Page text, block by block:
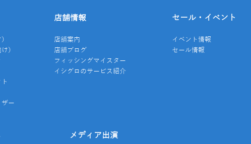
）
ー
店舗情報
店舗案内
店舗ブログ
フィッシングマイスター
イシグロのサービス紹介
セール・イベント
イベント情報
セール情報
メディア出演